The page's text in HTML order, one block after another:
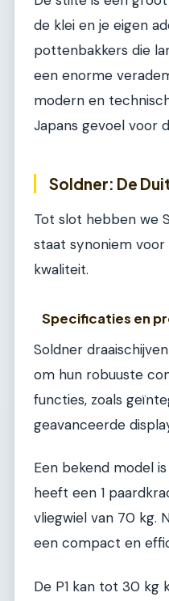
de klei en je eigen
pottenbakkers die
een enorme
modern en
Japans gevoel voor
Soldner: De
Tot slot hebben we
staat synoniem voor
kwaliteit.
Specificaties en
Soldner
om hun robuuste
functies, zoals
geavanceerde
Een bekend model
heeft een 1
vliegwiel van 70 kg.
een compact en
De P1 kan tot 30 kg